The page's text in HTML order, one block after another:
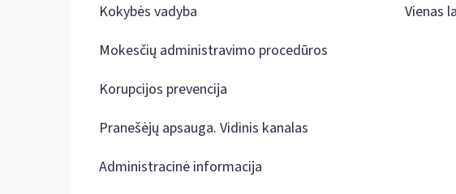
Kokybės vadyba
Mokesčių administravimo procedūros
Korupcijos prevencija
Pranešėjų apsauga. Vidinis kanalas
Administracinė informacija
Vienas